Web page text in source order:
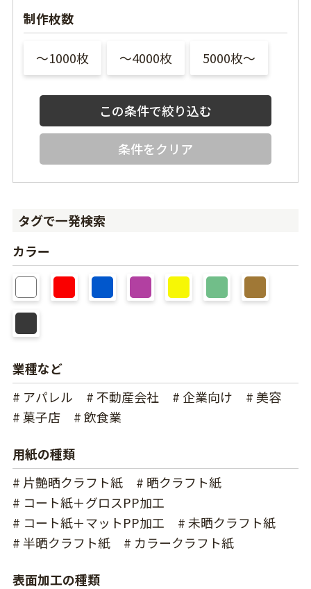
制作枚数
〜1000枚 〜4000枚 5000枚〜
条件をクリア
タグで一発検索
カラー
業種など
# アパレル
# 不動産会社 # 企業向け
# 美容
# 菓子店
# 飲食業
用紙の種類
# 片艶晒クラフト紙
# 晒クラフト紙
# コート紙＋グロスPP加工
# コート紙＋マットPP加工
# 未晒クラフト紙
# 半晒クラフト紙
# カラークラフト紙
表面加工の種類